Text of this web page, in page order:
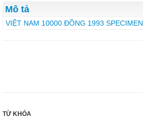
Mô tả
VIỆT NAM 10000 ĐỒNG 1993 SPECIMEN
TỪ KHÓA